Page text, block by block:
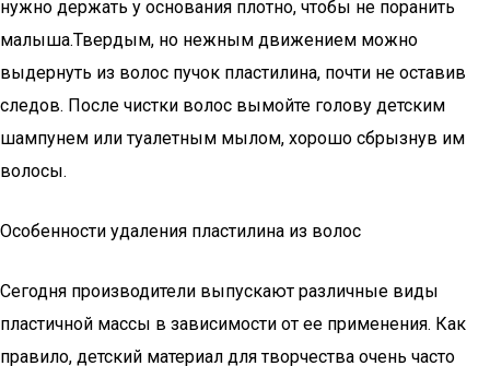
нужно держать у основания плотно, чтобы не поранить
малыша.Твердым, но нежным движением можно
выдернуть из волос пучок пластилина, почти не оставив
следов. После чистки волос вымойте голову детским
шампунем или туалетным мылом, хорошо сбрызнув им
волосы.
Особенности удаления пластилина из волос
Сегодня производители выпускают различные виды
пластичной массы в зависимости от ее применения. Как
правило, детский материал для творчества очень часто